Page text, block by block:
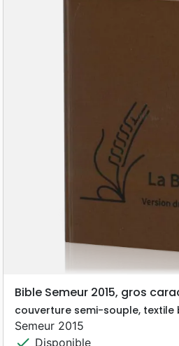
Bible Semeur 2015, gros
couverture semi-souple, textile
Semeur 2015
check Disponible